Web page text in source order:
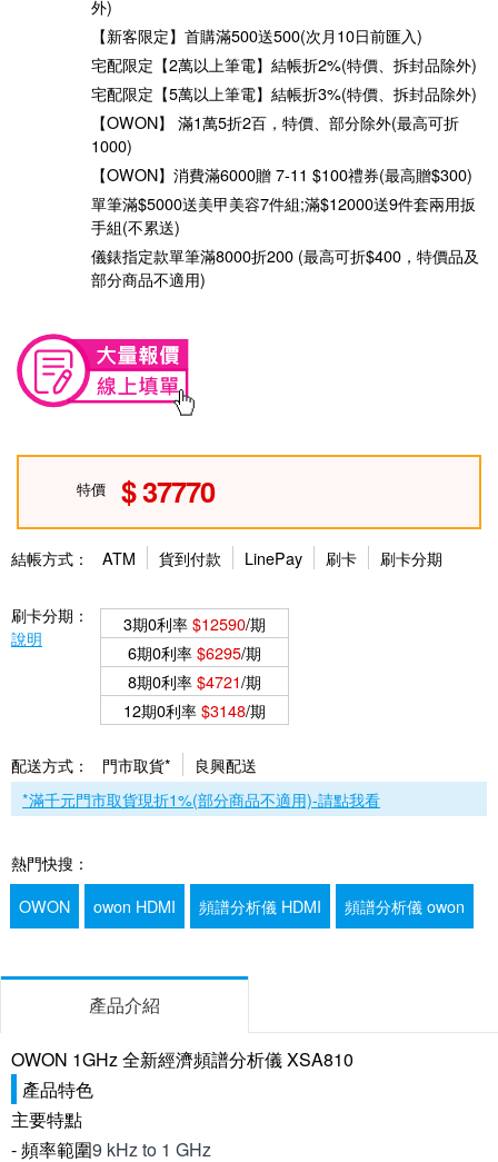
外)
【新客限定】首購滿500送500(次月10日前匯入)
宅配限定【2萬以上筆電】結帳折2%(特價、拆封品除外)
宅配限定【5萬以上筆電】結帳折3%(特價、拆封品除外)
【OWON】 滿1萬5折2百，特價、部分除外(最高可折
1000)
【OWON】消費滿6000贈 7-11 $100禮券(最高贈$300)
單筆滿$5000送美甲美容7件組;滿$12000送9件套兩用扳
手組(不累送)
儀錶指定款單筆滿8000折200 (最高可折$400，特價品及
部分商品不適用)
特價 37770
結帳方式： ATM 貨到付款 LinePay 刷卡 刷卡分期
刷卡分期：
說明
3期0利率$12590/期
6期0利率$6295/期
8期0利率$4721/期
12期0利率$3148/期
配送方式： 門市取貨*
良興配送
*滿千元門市取貨現折1%(部分商品不適用)-請點我看
熱門快搜：
OWON
owon HDMI 頻譜分析儀 HDMI 頻譜分析儀 owon
產品介紹
OWON 1GHz 全新經濟頻譜分析儀 XSA810
產品特色
主要特點
- 頻率範圍9 kHz to 1 GHz